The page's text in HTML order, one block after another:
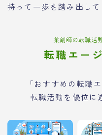
持って一歩を踏み出して
薬剤師の転職活
転職エー
「おすすめの転職
転職活動を優位に